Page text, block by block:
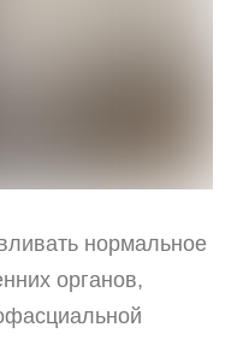
нормальное
органов,